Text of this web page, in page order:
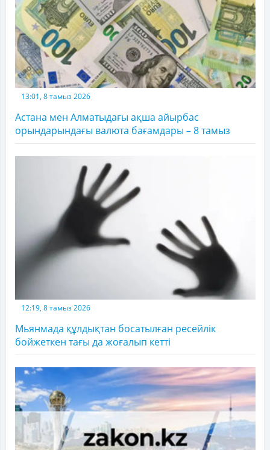
13:01, 8 тамыз 2026
Астана мен Алматыдағы ақша айырбас
орындарындағы валюта бағамдары – 8 тамыз
12:19, 8 тамыз 2026
Мьянмада құлдықтан босатылған ресейлік
бойжеткен тағы да жоғалып кетті